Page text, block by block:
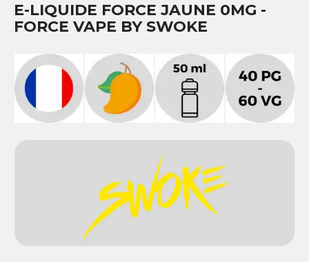
E-LIQUIDE FORCE JAUNE 0MG -
FORCE VAPE BY SWOKE